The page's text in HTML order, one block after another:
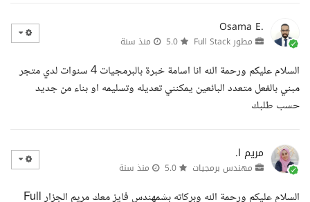
Osama E.
مطور Full Stack منذ سنة
السلام عليكم ورحمة الله انا اسامة خبرة بالبرمجيات 4 سنوات لدي متجر
مبني بالفعل متعدد البائعين يمكنني تعديله وتسليمه او بناء من جديد
حسب طلبك
مريم ا.
مهندس برمجيات منذ سنة
السلام عليكم ورحمة الله وبركاته بشمهندس فايز معك مريم الجزار Full